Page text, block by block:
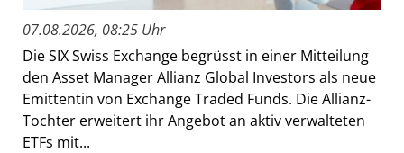
07.08.2026, 08:25 Uhr
Die SIX Swiss Exchange begrüsst in einer Mitteilung
den Asset Manager Allianz Global Investors als neue
Emittentin von Exchange Traded Funds. Die Allianz-
Tochter erweitert ihr Angebot an aktiv verwalteten
ETFs mit...